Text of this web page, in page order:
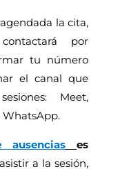
la cita,
por
tu número
el canal que
Meet,
es
a la sesión,